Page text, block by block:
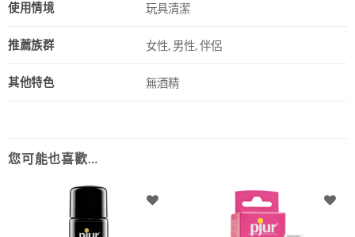
使用情境 玩具清潔
推薦族群 女性, 男性, 伴侶
其他特色 無酒精
您可能也喜歡…